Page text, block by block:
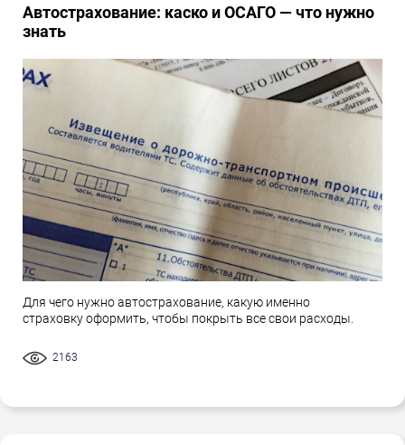
Автострахование: каско и ОСАГО — что нужно
знать
Для чего нужно автострахование, какую именно
страховку оформить, чтобы покрыть все свои расходы.
2163